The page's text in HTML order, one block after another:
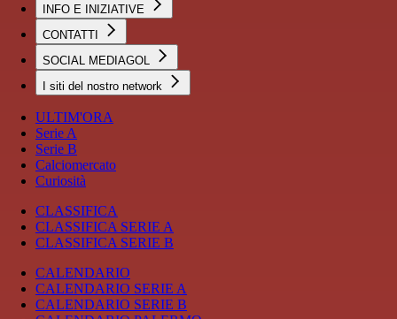
INFO E INIZIATIVE
CONTATTI
SOCIAL MEDIAGOL
I siti del nostro network
ULTIM'ORA
Serie A
Serie B
Calciomercato
Curiosità
CLASSIFICA
CLASSIFICA SERIE A
CLASSIFICA SERIE B
CALENDARIO
CALENDARIO SERIE A
CALENDARIO SERIE B